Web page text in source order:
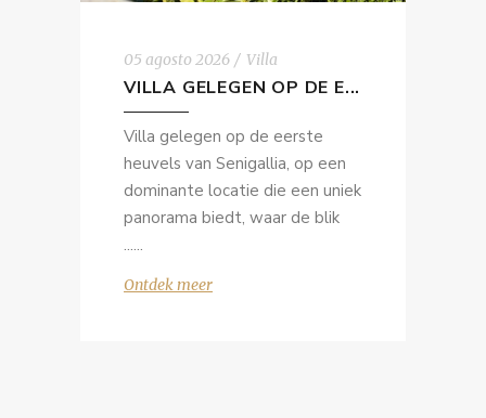
05 agosto 2026 Villa
VILLA GELEGEN OP DE E...
Villa gelegen op de eerste
heuvels van Senigallia, op een
dominante locatie die een uniek
panorama biedt, waar de blik
...
Ontdek meer